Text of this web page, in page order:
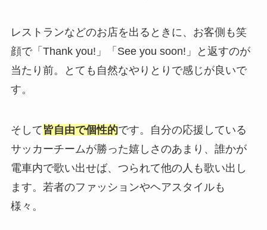
レストランなどのお店を出るときに、お客側も笑
顔で「Thank you!」「See you soon!」と返すのが
当たり前。とても自然なやりとりで感じが良いで
す。
そして皆自由で個性的です。自分の応援している
サッカーチームが勝った嬉しさのあまり、誰かが
電車内で歌い出せば、つられて他の人も歌い出し
ます。若者のファッションやヘアスタイルも
様々。